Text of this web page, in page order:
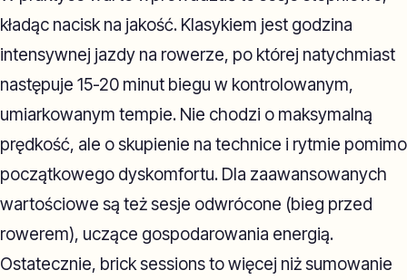
kładąc nacisk na jakość. Klasykiem jest godzina
intensywnej jazdy na rowerze, po której natychmiast
następuje 15-20 minut biegu w kontrolowanym,
umiarkowanym tempie. Nie chodzi o maksymalną
prędkość, ale o skupienie na technice i rytmie pomimo
początkowego dyskomfortu. Dla zaawansowanych
wartościowe są też sesje odwrócone (bieg przed
rowerem), uczące gospodarowania energią.
Ostatecznie, brick sessions to więcej niż sumowanie